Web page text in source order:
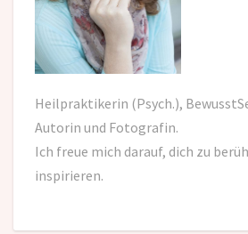
Heilpraktikerin (Psych.),
Autorin und Fotografin.
Ich freue mich darauf, dich zu
inspirieren.